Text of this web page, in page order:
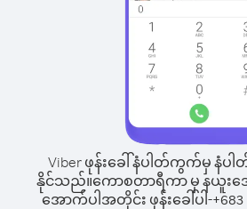
Viber ဖုန်းခေါ်နံပါတ်ကွက်မှ နံပါ
နိုင်သည်။ကောစတာရီကာ မှ နယူးအ
အောက်ပါအတိုင်း ဖုန်းခေါ်ပါ-+683